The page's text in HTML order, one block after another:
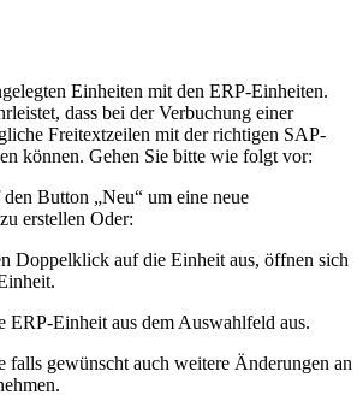
Einheiten mit den ERP-Einheiten.
dass bei der Verbuchung einer
Freitextzeilen mit der richtigen SAP-
können. Gehen Sie bitte wie folgt vor:
Button „Neu“ um eine neue
erstellen Oder:
Doppelklick auf die Einheit aus, öffnen sich
ERP-Einheit aus dem Auswahlfeld aus.
falls gewünscht auch weitere Änderungen an